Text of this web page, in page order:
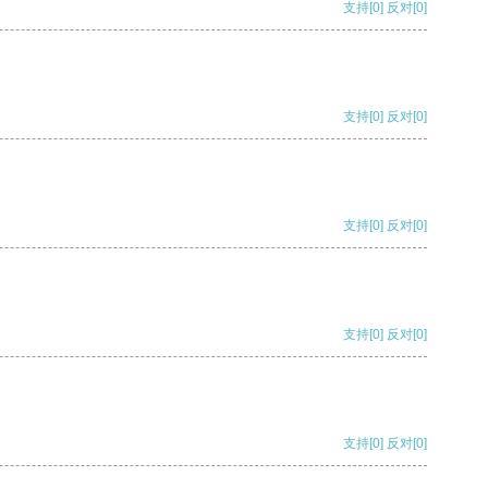
支持[0] 反对[0]
支持[0] 反对[0]
支持[0] 反对[0]
支持[0] 反对[0]
支持[0] 反对[0]